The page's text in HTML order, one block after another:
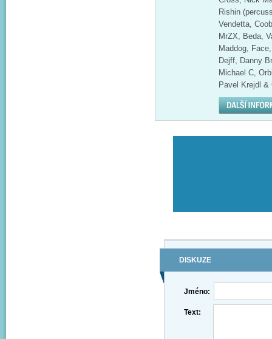
Rishin
Vendetta,
MrZX, Beda,
Maddog,
Dejff, Danny
Michael C,
Pavel Krejdl &
DISKUZE
Jméno:
Text: